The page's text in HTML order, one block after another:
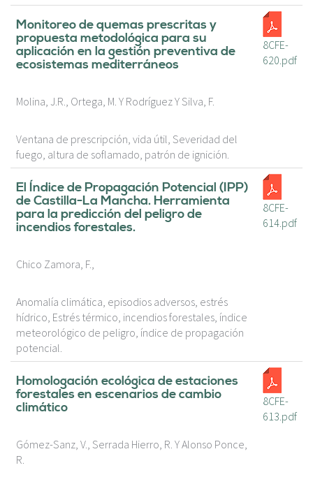
Monitoreo de quemas prescritas y
propuesta metodológica para su
aplicación en la gestión preventiva de
ecosistemas mediterráneos
Molina, J.R., Ortega, M. Y Rodríguez Y Silva, F.
Ventana de prescripción, vida útil, Severidad del
fuego, altura de soflamado, patrón de ignición.
8CFE-
620.pdf
El Índice de Propagación Potencial (IPP)
de Castilla-La Mancha. Herramienta
para la predicción del peligro de
incendios forestales.
Chico Zamora, F.,
Anomalía climática, episodios adversos, estrés
hídrico, Estrés térmico, incendios forestales, índice
meteorológico de peligro, índice de propagación
potencial.
8CFE-
614.pdf
Homologación ecológica de estaciones
forestales en escenarios de cambio
climático
Gómez-Sanz, V., Serrada Hierro, R. Y Alonso Ponce,
R.
8CFE-
613.pdf